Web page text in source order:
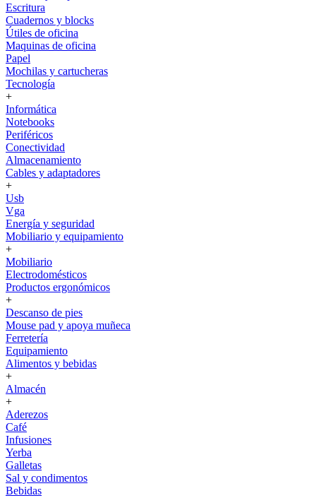
Escritura
Cuadernos y blocks
Útiles de oficina
Maquinas de oficina
Papel
Mochilas y cartucheras
Tecnología
+
Informática
Notebooks
Periféricos
Conectividad
Almacenamiento
Cables y adaptadores
+
Usb
Vga
Energía y seguridad
Mobiliario y equipamiento
+
Mobiliario
Electrodomésticos
Productos ergonómicos
+
Descanso de pies
Mouse pad y apoya muñeca
Ferretería
Equipamiento
Alimentos y bebidas
+
Almacén
+
Aderezos
Café
Infusiones
Yerba
Galletas
Sal y condimentos
Bebidas